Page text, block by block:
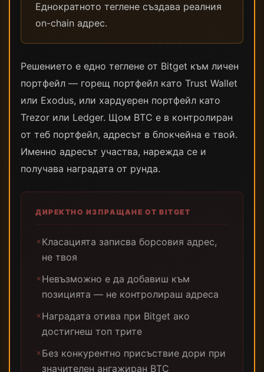
Еднократното теглене създава реалния
on-chain адрес.
Решението е едно теглене от Bitget към личен
портфейл — горещ портфейл като Trust Wallet
или Exodus, или хардуерен портфейл като
Trezor или Ledger. Щом BTC е в контролиран
от теб портфейл, адресът в блокчейна е твой.
Именно адресът участва, нарежда се и
получава наградата от рунда.
ДИРЕКТНО ИЗПРАЩАНЕ ОТ BITGET
✗Класацията записва борсовия адрес,
не твоя
✗Невъзможно е да добавиш към
позицията — не контролираш адреса
✗Наградата отива при Bitget ако
достигнеш топ трите
✗Без конкурентно присъствие дори при
значителен ангажиран BTC